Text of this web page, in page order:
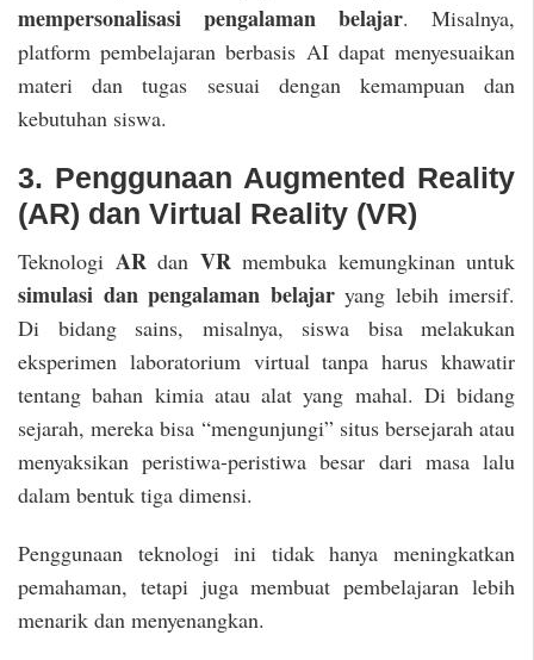
mempersonalisasi pengalaman belajar. Misalnya,
platform pembelajaran berbasis AI dapat menyesuaikan
materi dan tugas sesuai dengan kemampuan dan
kebutuhan siswa.
3. Penggunaan Augmented Reality
(AR) dan Virtual Reality (VR)
Teknologi ARdan VRmembuka kemungkinan untuk
simulasi dan pengalaman belajaryang lebih imersif.
Di bidang sains, misalnya, siswa bisa melakukan
eksperimen laboratorium virtual tanpa harus khawatir
tentang bahan kimia atau alat yang mahal. Di bidang
sejarah, mereka bisa “mengunjungi” situs bersejarah atau
menyaksikan peristiwa-peristiwa besar dari masa lalu
dalam bentuk tiga dimensi.
Penggunaan teknologi ini tidak hanya meningkatkan
pemahaman, tetapi juga membuat pembelajaran lebih
menarik dan menyenangkan.